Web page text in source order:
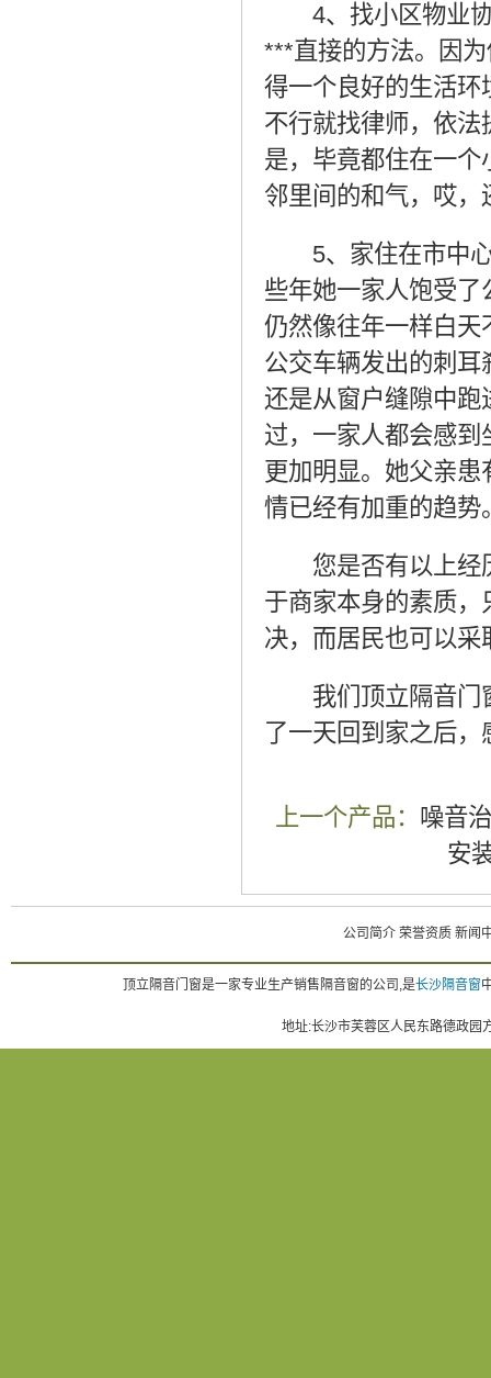
4、找小区物业
***直接的方法。因
得一个良好的生活环
不行就找律师，依
是，毕竟都住在一
邻里间的和气，哎，
5、家住在市中
些年她一家人饱受
仍然像往年一样白天
公交车辆发出的刺
还是从窗户缝隙中跑
过，一家人都会感
更加明显。她父亲
情已经有加重的趋势
您是否有以上经历
于商家本身的素质
决，而居民也可以
我们顶立隔音门窗
了一天回到家之后
上一个产品： 噪音
安
公司简介 荣誉资质 新闻
顶立隔音门窗是一家专业生产销售隔音窗的公司,是长沙隔音窗
地址:长沙市芙蓉区人民东路德政园